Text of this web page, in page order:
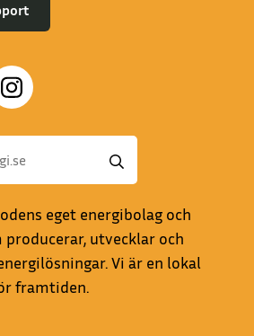
eget energibolag och
utvecklar och
Vi är en lokal
framtiden.